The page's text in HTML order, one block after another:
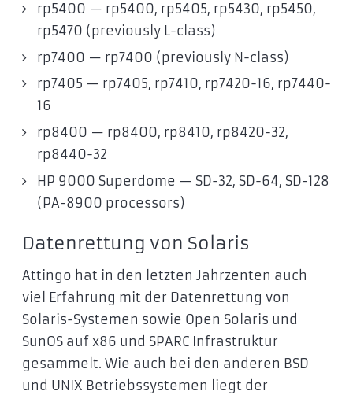
rp5400 — rp5400, rp5405, rp5430, rp5450,
rp5470 (previously L-class)
rp7400 — rp7400 (previously N-class)
rp7405 — rp7405, rp7410, rp7420-16, rp7440-
16
rp8400 — rp8400, rp8410, rp8420-32,
rp8440-32
HP 9000 Superdome — SD-32, SD-64, SD-128
(PA-8900 processors)
Datenrettung von Solaris
Attingo hat in den letzten Jahrzenten auch
viel Erfahrung mit der Datenrettung von
Solaris-Systemen sowie Open Solaris und
SunOS auf x86 und SPARC Infrastruktur
gesammelt. Wie auch bei den anderen BSD
und UNIX Betriebssystemen liegt der